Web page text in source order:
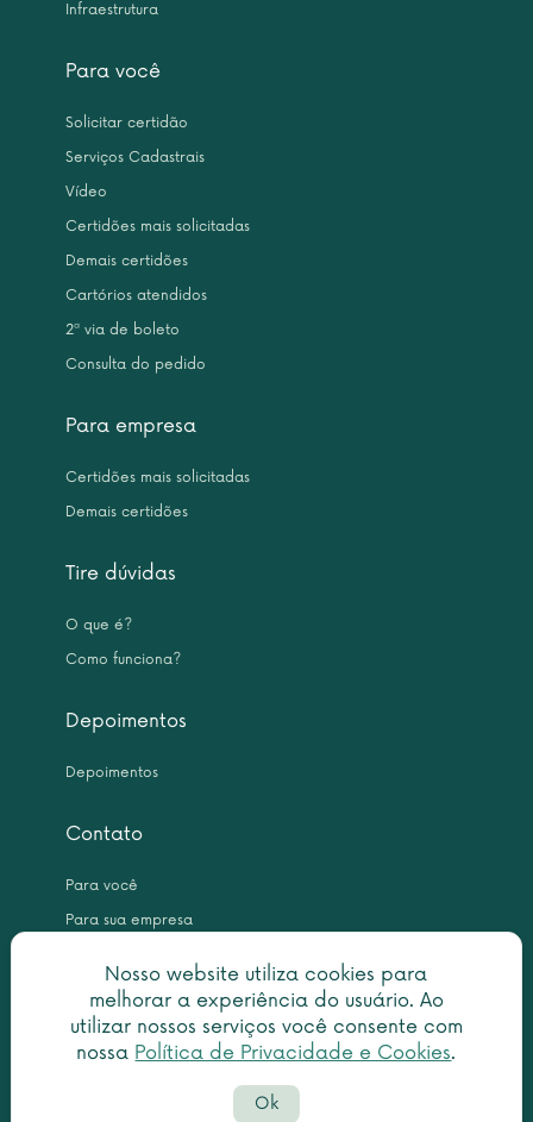
Nosso website utiliza cookies para
melhorar a experiência do usuário. Ao
utilizar nossos serviços você consente com
nossa Política de Privacidade e Cookies.
Ok
Infraestrutura
Para você
Solicitar certidão
Serviços Cadastrais
Vídeo
Certidões mais solicitadas
Demais certidões
Cartórios atendidos
2ª via de boleto
Consulta do pedido
Para empresa
Certidões mais solicitadas
Demais certidões
Tire dúvidas
O que é?
Como funciona?
Depoimentos
Depoimentos
Contato
Para você
Para sua empresa
Copyright © 2026 Leme Inteligência Forense 10.999.476/0001-31. All
rights reserved.